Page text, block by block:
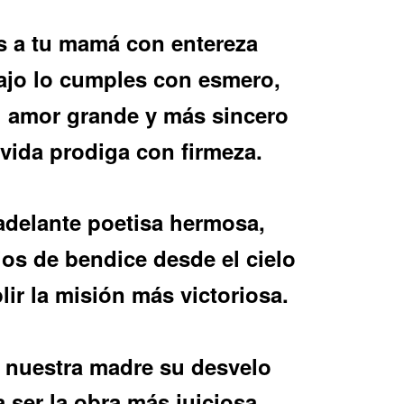
a tu mamá con entereza
lo cumples con esmero,
grande y más sincero
prodiga con firmeza.
poetisa hermosa,
de bendice desde el cielo
la misión más victoriosa.
nuestra madre su desvelo